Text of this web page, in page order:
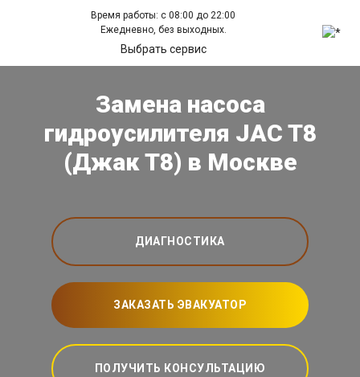
Время работы: с 08:00 до 22:00
Ежедневно, без выходных.
Выбрать сервис
Замена насоса
гидроусилителя JAC T8
(Джак Т8) в Москве
ДИАГНОСТИКА
ЗАКАЗАТЬ ЭВАКУАТОР
ПОЛУЧИТЬ КОНСУЛЬТАЦИЮ